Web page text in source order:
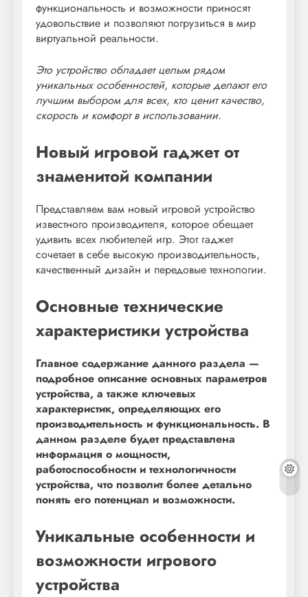
функциональность и возможности приносят
удовольствие и позволяют погрузиться в мир
виртуальной реальности.
Это устройство обладает целым рядом
уникальных особенностей, которые делают его
лучшим выбором для всех, кто ценит качество,
скорость и комфорт в использовании.
Новый игровой гаджет от
знаменитой компании
Представляем вам новый игровой устройство
известного производителя, которое обещает
удивить всех любителей игр. Этот гаджет
сочетает в себе высокую производительность,
качественный дизайн и передовые технологии.
Основные технические
характеристики устройства
Главное содержание данного раздела —
подробное описание основных параметров
устройства, а также ключевых
характеристик, определяющих его
производительность и функциональность. В
данном разделе будет представлена
информация о мощности,
работоспособности и технологичности
устройства, что позволит более детально
понять его потенциал и возможности.
Уникальные особенности и
возможности игрового
устройства